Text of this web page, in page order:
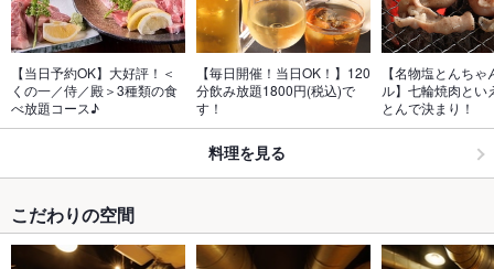
【当日予約OK】大好評！＜
くの一／侍／殿＞3種類の食
べ放題コース♪
【毎日開催！当日OK！】120
分飲み放題1800円(税込)で
す！
【名物塩とんち
ル】七輪焼肉とい
とんで決まり！
料理を見る
こだわりの空間